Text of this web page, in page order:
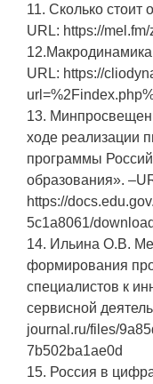
11. Сколько стоит
URL: https://
URL: https://
13.
ходе реализации
программы
образования».
https://
5c1a8061/
14. Ильина О.В.
формирования
специалистов к
сервисной
journal.ru/files/
7b502ba1ae0d
15. Россия в